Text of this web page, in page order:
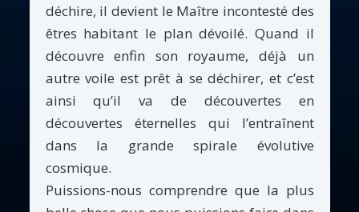
déchire, il devient le Maître incontesté des
êtres habitant le plan dévoilé. Quand il
découvre enfin son royaume, déjà un
autre voile est prêt à se déchirer, et c’est
ainsi qu’il va de découvertes en
découvertes éternelles qui l’entraînent
dans la grande spirale évolutive
cosmique.
Puissions-nous comprendre que la plus